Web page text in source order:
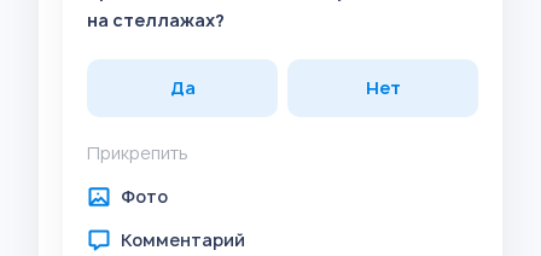
на стеллажах?
Да Нет
Прикрепить
Фото
Комментарий